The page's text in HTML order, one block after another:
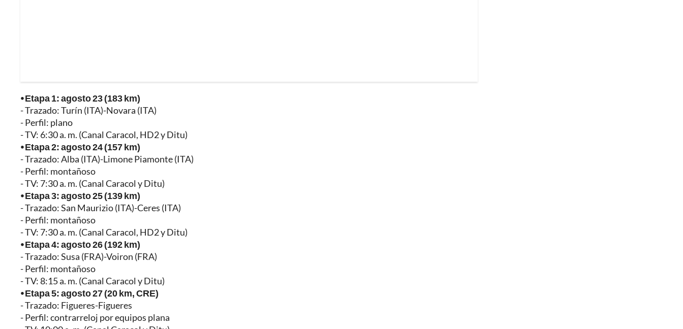
⦁ Etapa 1: agosto 23 (183 km)
- Trazado: Turín (ITA)-Novara (ITA)
- Perfil: plano
- TV: 6:30 a. m. (Canal Caracol, HD2 y Ditu)
⦁ Etapa 2: agosto 24 (157 km)
- Trazado: Alba (ITA)-Limone Piamonte (ITA)
- Perfil: montañoso
- TV: 7:30 a. m. (Canal Caracol y Ditu)
⦁ Etapa 3: agosto 25 (139 km)
- Trazado: San Maurizio (ITA)-Ceres (ITA)
- Perfil: montañoso
- TV: 7:30 a. m. (Canal Caracol, HD2 y Ditu)
⦁ Etapa 4: agosto 26 (192 km)
- Trazado: Susa (FRA)-Voiron (FRA)
- Perfil: montañoso
- TV: 8:15 a. m. (Canal Caracol y Ditu)
⦁ Etapa 5: agosto 27 (20 km, CRE)
- Trazado: Figueres-Figueres
- Perfil: contrarreloj por equipos plana